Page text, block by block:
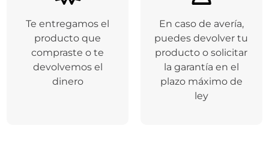
Te entregamos el
producto que
compraste o te
devolvemos el
dinero
En caso de avería,
puedes devolver tu
producto o solicitar
la garantía en el
plazo máximo de
ley